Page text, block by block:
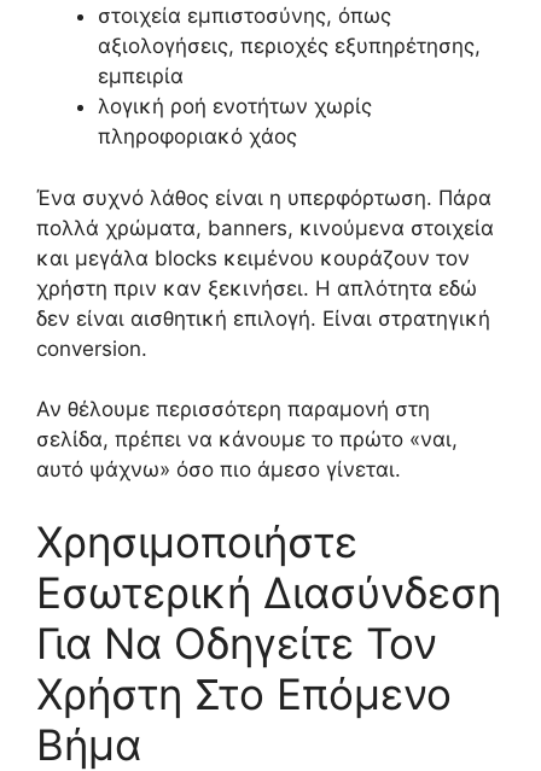
στοιχεία εμπιστοσύνης, όπως
αξιολογήσεις, περιοχές εξυπηρέτησης,
εμπειρία
λογική ροή ενοτήτων χωρίς
πληροφοριακό χάος
Ένα συχνό λάθος είναι η υπερφόρτωση. Πάρα
πολλά χρώματα, banners, κινούμενα στοιχεία
και μεγάλα blocks κειμένου κουράζουν τον
χρήστη πριν καν ξεκινήσει. Η απλότητα εδώ
δεν είναι αισθητική επιλογή. Είναι στρατηγική
conversion.
Αν θέλουμε περισσότερη παραμονή στη
σελίδα, πρέπει να κάνουμε το πρώτο «ναι,
αυτό ψάχνω» όσο πιο άμεσο γίνεται.
Χρησιμοποιήστε
Εσωτερική Διασύνδεση
Για Να Οδηγείτε Τον
Χρήστη Στο Επόμενο
Βήμα